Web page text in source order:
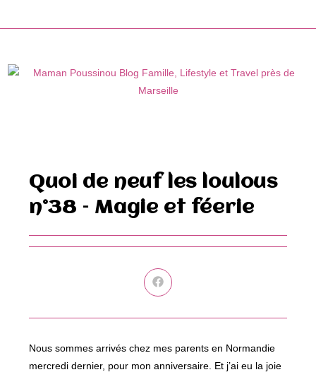
Quoi de neuf les loulous
n°38 – Magie et féerie
Ouvrir
dans
autre
Nous sommes arrivés chez mes parents en Normandie
mercredi dernier, pour mon anniversaire. Et j’ai eu la joie